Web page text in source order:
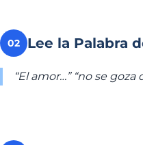
02 Lee la Palabra
“El amor…” “no se